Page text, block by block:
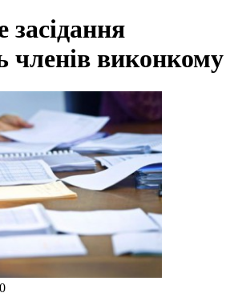
засідання
членів виконкому